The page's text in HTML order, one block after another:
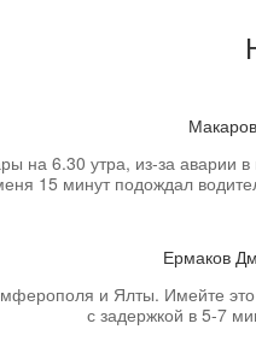
на 6.30 утра, из-за аварии
15 минут подождал
Ермаков
и Ялты. Имейте
с задержкой в 5-7